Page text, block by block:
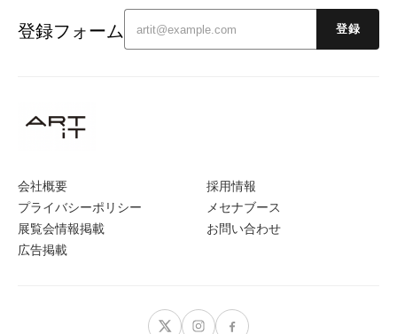
会社概要
プライバシーポリシー
展覧会情報掲載
広告掲載
採用情報
メセナブース
お問い合わせ
登録フォーム 登録